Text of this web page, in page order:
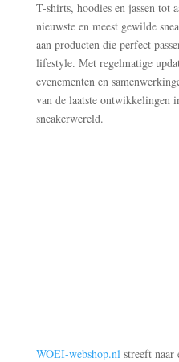
T-shirts, hoodies en jassen tot
nieuwste en meest gewilde
aan producten die perfect
lifestyle. Met regelmatige
evenementen en
van de laatste ontwikkelingen
sneakerwereld.
WOEI-webshop.nlstreeft naar